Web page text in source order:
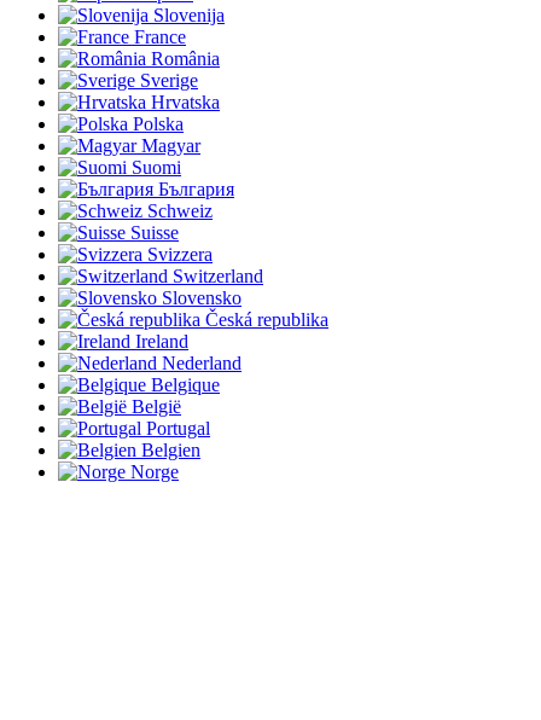
Slovenija
France
România
Sverige
Hrvatska
Polska
Magyar
Suomi
България
Schweiz
Suisse
Svizzera
Switzerland
Slovensko
Česká republika
Ireland
Nederland
Belgique
België
Portugal
Belgien
Norge